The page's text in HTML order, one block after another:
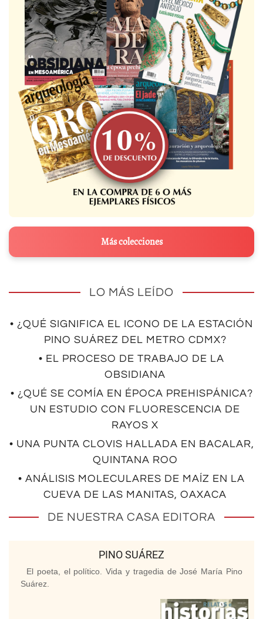
Más colecciones
LO MÁS LEÍDO
• ¿QUÉ SIGNIFICA EL ICONO DE LA ESTACIÓN
PINO SUÁREZ DEL METRO CDMX?
• EL PROCESO DE TRABAJO DE LA
OBSIDIANA
• ¿QUÉ SE COMÍA EN ÉPOCA PREHISPÁNICA?
UN ESTUDIO CON FLUORESCENCIA DE
RAYOS X
• UNA PUNTA CLOVIS HALLADA EN BACALAR,
QUINTANA ROO
• ANÁLISIS MOLECULARES DE MAÍZ EN LA
CUEVA DE LAS MANITAS, OAXACA
DE NUESTRA CASA EDITORA
PINO SUÁREZ
El poeta, el político. Vida y tragedia de José María Pino
Suárez.